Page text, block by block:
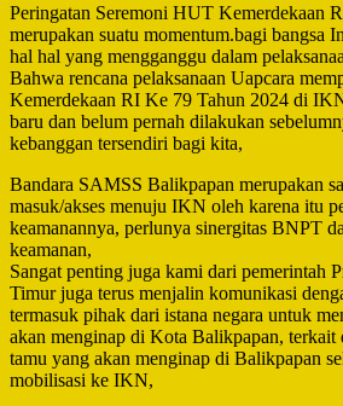
Peringatan Seremoni HUT Kemerdekaan
merupakan suatu momentum.bagi bangsa
hal hal yang mengganggu dalam
Bahwa rencana pelaksanaan Uapcara
Kemerdekaan RI Ke 79 Tahun 2024 di
baru dan belum pernah dilakukan
kebanggan tersendiri bagi kita,
Bandara SAMSS Balikpapan merupakan
masuk/akses menuju IKN oleh karena itu
keamanannya, perlunya sinergitas BNPT
keamanan,
Sangat penting juga kami dari pemerintah
Timur juga terus menjalin komunikasi
termasuk pihak dari istana negara untuk
akan menginap di Kota Balikpapan, terkait
tamu yang akan menginap di Balikpapan
mobilisasi ke IKN,